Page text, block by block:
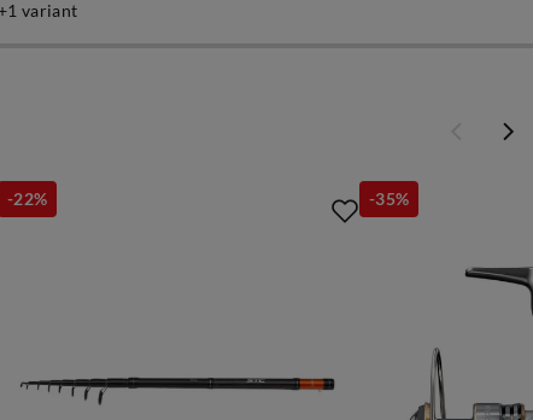
price
price
1 variant
-22% -35%